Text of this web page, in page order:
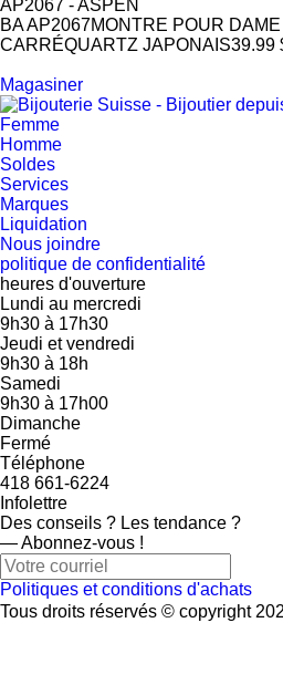
BA AP2067MONTRE POUR
CARRÉQUARTZ JAPONAIS39.99
Magasiner
Femme
Homme
Soldes
Services
Marques
Liquidation
Nous joindre
politique de confidentialité
heures d'ouverture
Lundi au mercredi
9h30 à 17h30
Jeudi et vendredi
9h30 à 18h
Samedi
9h30 à 17h00
Dimanche
Fermé
Téléphone
418 661-6224
Infolettre
Des conseils ? Les tendance ?
― Abonnez-vous !
Politiques et conditions d'achats
Tous droits réservés © copyright